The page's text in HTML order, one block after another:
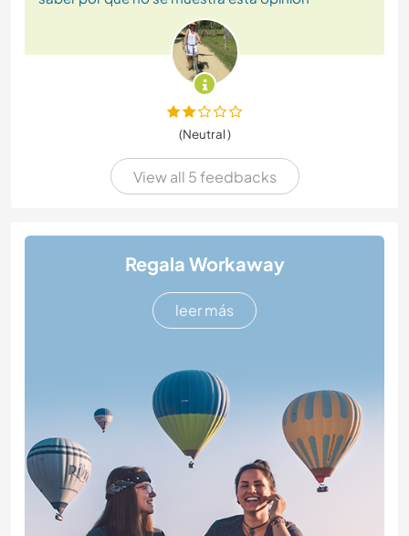
(Neutral )
View all 5 feedbacks
Regala Workaway
leer más